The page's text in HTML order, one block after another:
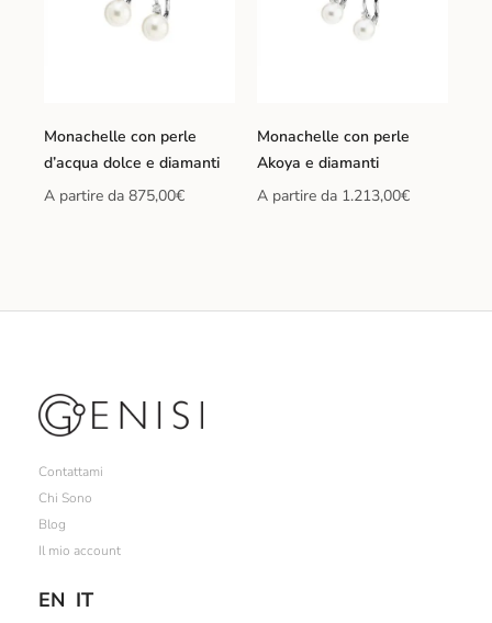
Monachelle con perle
d’acqua dolce e diamanti
A partire da 875,00€
Monachelle con perle
Akoya e diamanti
A partire da 1.213,00€
Contattami
Chi Sono
Blog
Il mio account
EN IT